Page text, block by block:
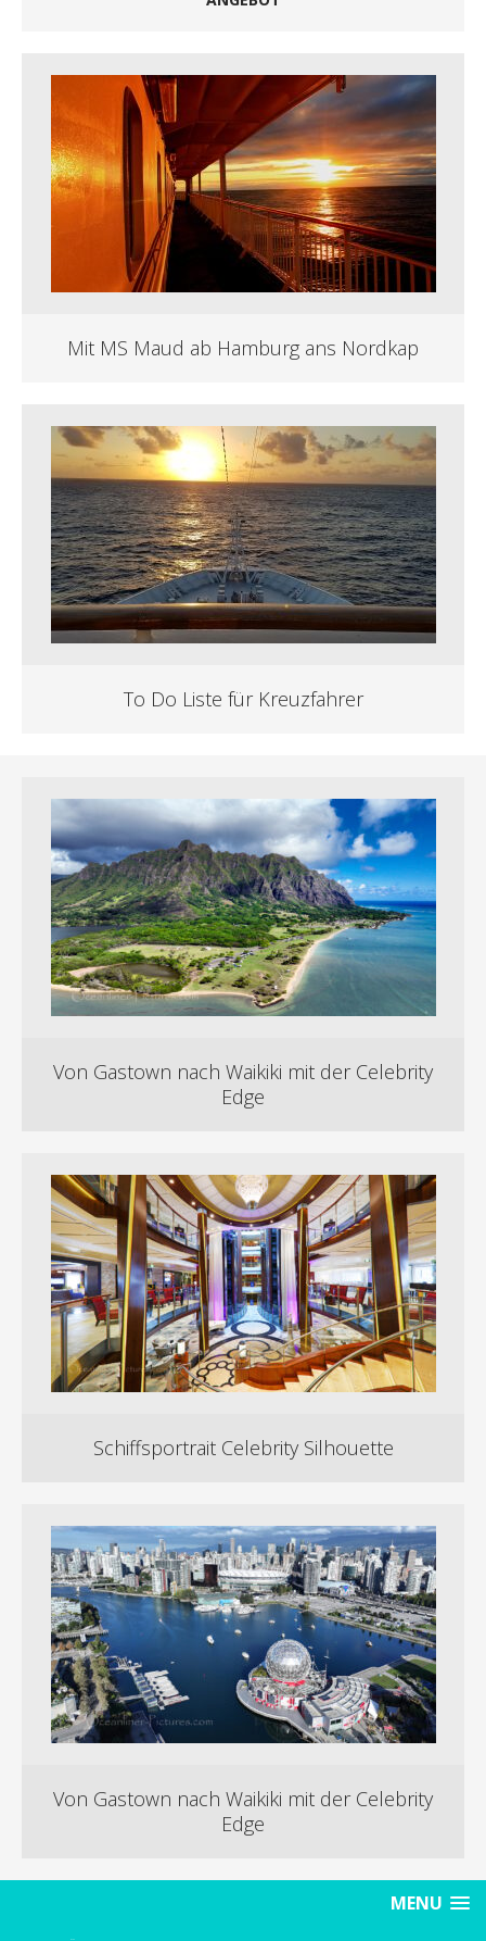
Mit MS Maud ab Hamburg ans Nordkap
To Do Liste für Kreuzfahrer
Von Gastown nach Waikiki mit der Celebrity
Edge
Schiffsportrait Celebrity Silhouette
Von Gastown nach Waikiki mit der Celebrity
Edge
MENU